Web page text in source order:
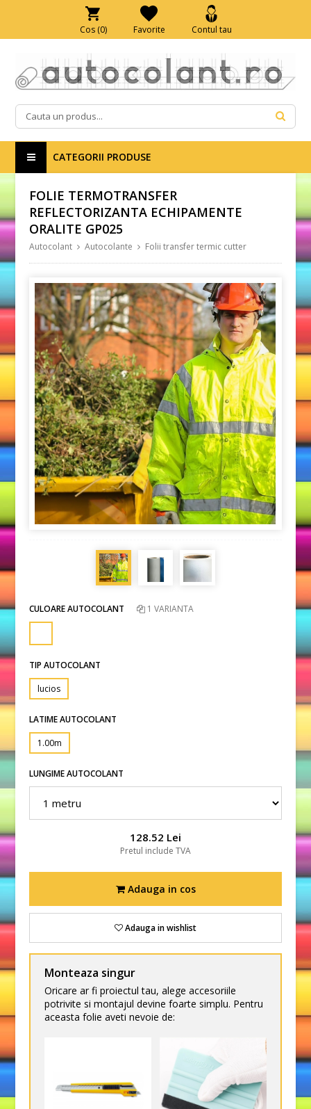
Cos (0) Favorite Contul tau
CATEGORII PRODUSE
FOLIE TERMOTRANSFER
REFLECTORIZANTA ECHIPAMENTE
ORALITE GP025
Autocolant Autocolante Folii transfer termic cutter
CULOARE AUTOCOLANT 1 VARIANTA
TIP AUTOCOLANT
lucios
LATIME AUTOCOLANT
1.00m
LUNGIME AUTOCOLANT
128.52 Lei
Pretul include TVA
Adauga in cos
Adauga in wishlist
Monteaza singur
Oricare ar fi proiectul tau, alege accesoriile
potrivite si montajul devine foarte simplu. Pentru
aceasta folie aveti nevoie de: